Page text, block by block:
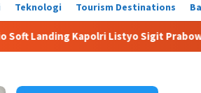
Teknologi Tourism Destinations
Listyo Sigit Prabowo Terungkap